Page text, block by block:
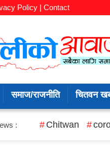
Policy | Contact
समाज/राजनीति चितवन
: Chitwan